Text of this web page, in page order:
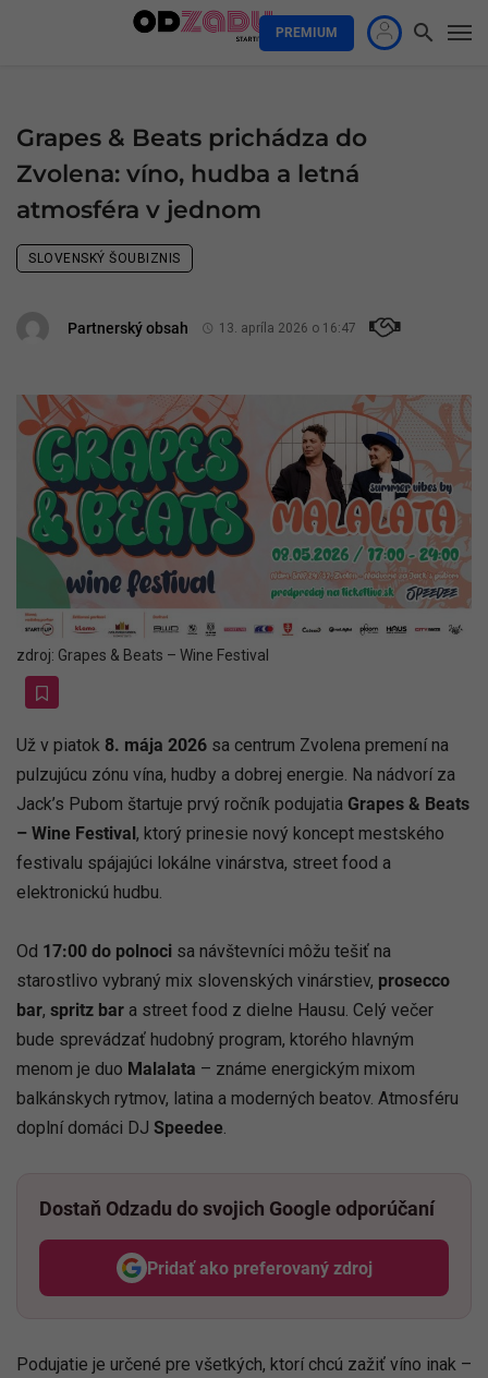
PREMIUM
Grapes & Beats prichádza do
Zvolena: víno, hudba a letná
atmosféra v jednom
SLOVENSKÝ ŠOUBIZNIS
Partnerský obsah 13. apríla 2026 o 16:47
zdroj: Grapes & Beats – Wine Festival
Už v piatok 8. mája 2026 sa centrum Zvolena premení na
pulzujúcu zónu vína, hudby a dobrej energie. Na nádvorí za
Jack’s Pubom štartuje prvý ročník podujatia Grapes & Beats
– Wine Festival, ktorý prinesie nový koncept mestského
festivalu spájajúci lokálne vinárstva, street food a
elektronickú hudbu.
Od 17:00 do polnoci sa návštevníci môžu tešiť na
starostlivo vybraný mix slovenských vinárstiev, prosecco
bar, spritz bar a street food z dielne Hausu. Celý večer
bude sprevádzať hudobný program, ktorého hlavným
menom je duo Malalata – známe energickým mixom
balkánskych rytmov, latina a moderných beatov. Atmosféru
doplní domáci DJ Speedee.
Dostaň Odzadu do svojich Google odporúčaní
Pridať ako preferovaný zdroj
Odzadu, odkaz sa otvorí v
Podujatie je určené pre všetkých, ktorí chcú zažiť víno inak –